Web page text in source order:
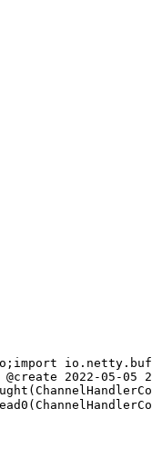
import
2022-05-05